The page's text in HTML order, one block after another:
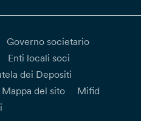
Governo societario
Enti locali soci
dei Depositi
Mappa del sito
Mifid